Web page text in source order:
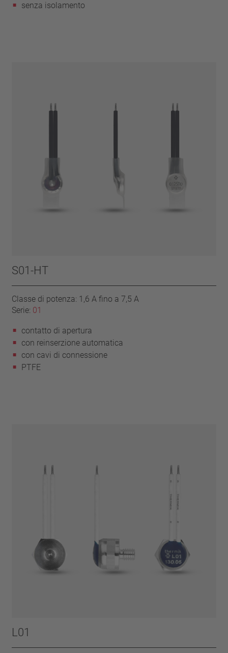
senza isolamento
S01-HT
Classe di potenza: 1,6 A fino a 7,5 A
Serie: 01
contatto di apertura
con reinserzione automatica
con cavi di connessione
PTFE
L01